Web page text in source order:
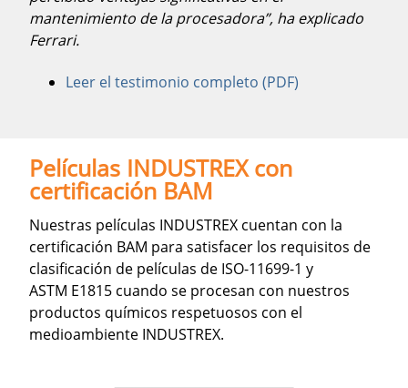
mantenimiento de la procesadora”, ha explicado
Ferrari.
Leer el testimonio completo (PDF)
Películas INDUSTREX con
certificación BAM
Nuestras películas INDUSTREX cuentan con la
certificación BAM para satisfacer los requisitos de
clasificación de películas de ISO-11699-1 y
ASTM E1815 cuando se procesan con nuestros
productos químicos respetuosos con el
medioambiente INDUSTREX.